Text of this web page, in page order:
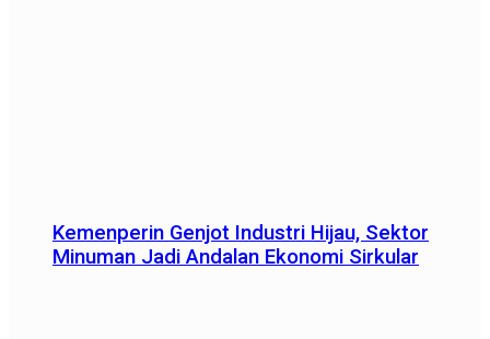
Kemenperin Genjot Industri Hijau, Sektor
Minuman Jadi Andalan Ekonomi Sirkular